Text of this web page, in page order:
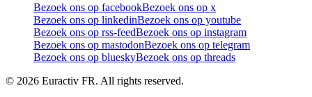
Bezoek ons op facebookBezoek ons op x
Bezoek ons op linkedinBezoek ons op youtube
Bezoek ons op rss-feedBezoek ons op instagram
Bezoek ons op mastodonBezoek ons op telegram
Bezoek ons op blueskyBezoek ons op threads
© 2026 Euractiv FR. All rights reserved.